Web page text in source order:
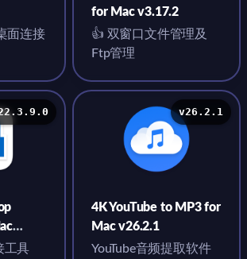
面连接
for Mac v3.17.2
👍 双窗口文件管理及
Ftp管理
工具
v26.2.1
4K YouTube to MP3 for
Mac v26.2.1
YouTube音频提取软件